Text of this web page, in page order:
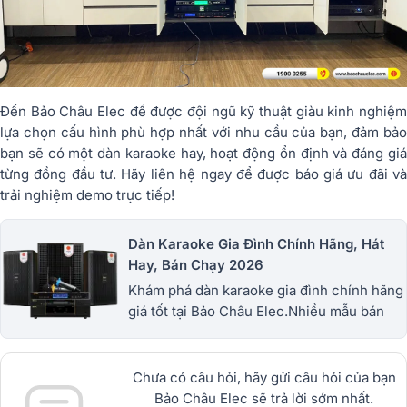
Đến Bảo Châu Elec để được đội ngũ kỹ thuật giàu kinh nghiệm
lựa chọn cấu hình phù hợp nhất với nhu cầu của bạn, đảm bảo
bạn sẽ có một dàn karaoke hay, hoạt động ổn định và đáng giá
từng đồng đầu tư. Hãy liên hệ ngay để được báo giá ưu đãi và
trải nghiệm demo trực tiếp!
Dàn Karaoke Gia Đình Chính Hãng, Hát
Hay, Bán Chạy 2026
Khám phá dàn karaoke gia đình chính hãng
giá tốt tại Bảo Châu Elec.Nhiều mẫu bán
dBTechnologies, Philips Cao
Cấp.1900.0255
Chưa có câu hỏi, hãy gửi câu hỏi của bạn
Bảo Châu Elec sẽ trả lời sớm nhất.